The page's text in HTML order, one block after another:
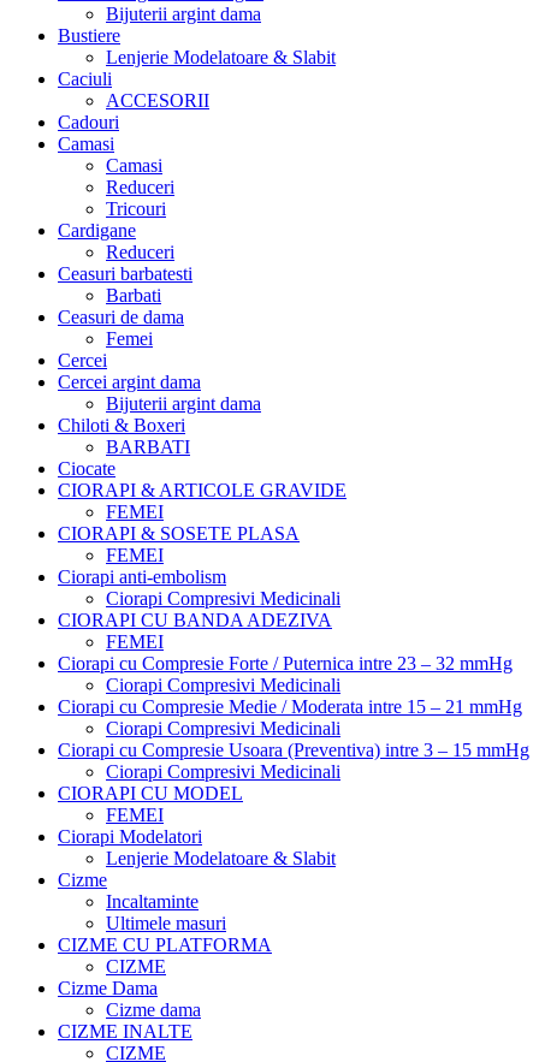
Bijuterii argint dama
Bustiere
Lenjerie Modelatoare & Slabit
Caciuli
ACCESORII
Cadouri
Camasi
Camasi
Reduceri
Tricouri
Cardigane
Reduceri
Ceasuri barbatesti
Barbati
Ceasuri de dama
Femei
Cercei
Cercei argint dama
Bijuterii argint dama
Chiloti & Boxeri
BARBATI
Ciocate
CIORAPI & ARTICOLE GRAVIDE
FEMEI
CIORAPI & SOSETE PLASA
FEMEI
Ciorapi anti-embolism
Ciorapi Compresivi Medicinali
CIORAPI CU BANDA ADEZIVA
FEMEI
Ciorapi cu Compresie Forte / Puternica intre 23 – 32 mmHg
Ciorapi Compresivi Medicinali
Ciorapi cu Compresie Medie / Moderata intre 15 – 21 mmHg
Ciorapi Compresivi Medicinali
Ciorapi cu Compresie Usoara (Preventiva) intre 3 – 15 mmHg
Ciorapi Compresivi Medicinali
CIORAPI CU MODEL
FEMEI
Ciorapi Modelatori
Lenjerie Modelatoare & Slabit
Cizme
Incaltaminte
Ultimele masuri
CIZME CU PLATFORMA
CIZME
Cizme Dama
Cizme dama
CIZME INALTE
CIZME